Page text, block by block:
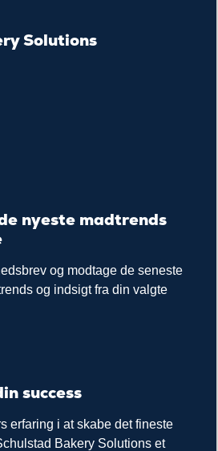
Solutions
nyeste madtrends
og modtage de seneste
og indsigt fra din valgte
success
erfaring i at skabe det fineste
Bakery Solutions et